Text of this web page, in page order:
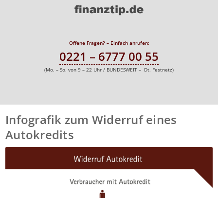
Offene Fragen? – Einfach anrufen:
0221 – 6777 00 55
(Mo. – So. von 9 – 22 Uhr / BUNDESWEIT – Dt. Festnetz)
Infografik zum Widerruf eines
Autokredits